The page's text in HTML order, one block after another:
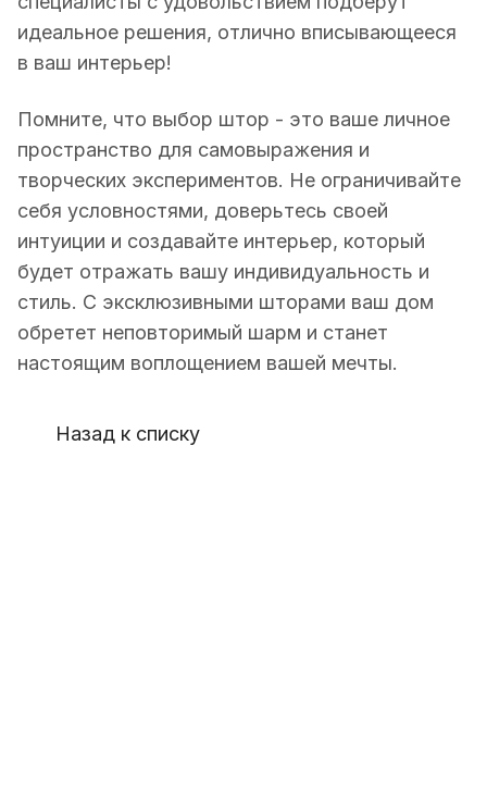
идеальное решения, отлично вписывающееся
в ваш интерьер!
Помните, что выбор штор - это ваше личное
пространство для самовыражения и
творческих экспериментов. Не ограничивайте
себя условностями, доверьтесь своей
интуиции и создавайте интерьер, который
будет отражать вашу индивидуальность и
стиль. С эксклюзивными шторами ваш дом
обретет неповторимый шарм и станет
настоящим воплощением вашей мечты.
Назад к списку